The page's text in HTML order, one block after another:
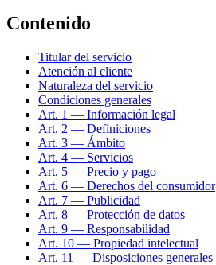
Contenido
Titular del servicio
Atención al cliente
Naturaleza del servicio
Condiciones generales
Art. 1 — Información legal
Art. 2 — Definiciones
Art. 3 — Ámbito
Art. 4 — Servicios
Art. 5 — Precio y pago
Art. 6 — Derechos del consumidor
Art. 7 — Publicidad
Art. 8 — Protección de datos
Art. 9 — Responsabilidad
Art. 10 — Propiedad intelectual
Art. 11 — Disposiciones generales